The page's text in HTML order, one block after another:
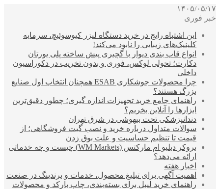
۱۴۰۵/۰۵/۱۷
خبر فوری
این اشتباه رایج در خرید دستگاه لیزر کیوسوئیچ، سرمایه
کلینیک‌های زیبایی را نابود می‌کند!
انواع قاب بندی دیوار با گچبری پیش ساخته پلی یورتان
دکارت؛ تحولی لوکس، فوری و بدون تخریب در دکوراسیون
داخلی
چرا محصولات جوشکاری ESAB همچنان انتخاب اول صنایع
بزرگ هستند؟
راهنمای جامع خرید تجهیزات اندازه گیری؛ چطور دقیق‌ترین
ابزارها را آنلاین بخریم؟
دندانپزشکی تحت بیهوشی در شرق تهران
سوالات متداول درباره خرید و نصب گیت فروشگاهی؛ از
قیمت تا تنظیم حساسیت و علت بوق زدن
بروکر دبلیو ام مارکتس (WM Markets) چیست و چه خدماتی
ارائه می‌دهد؟
اخبار هفته
اهمیت آگهی برای تبلیغ محصول، خدمات و برندینگ در صنعت
راهنمای خرید لیبل برای بسته‌بندی، چاپ بارکد و محصولات